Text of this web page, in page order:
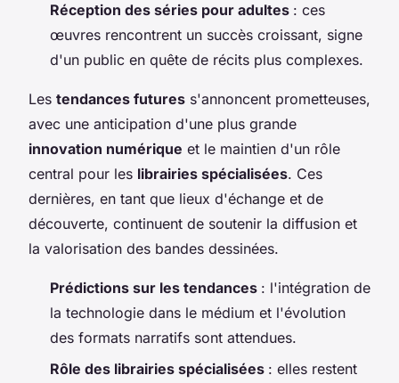
Réception des séries pour adultes : ces
œuvres rencontrent un succès croissant, signe
d'un public en quête de récits plus complexes.
Les tendances futures s'annoncent prometteuses,
avec une anticipation d'une plus grande
innovation numérique et le maintien d'un rôle
central pour les librairies spécialisées. Ces
dernières, en tant que lieux d'échange et de
découverte, continuent de soutenir la diffusion et
la valorisation des bandes dessinées.
Prédictions sur les tendances : l'intégration de
la technologie dans le médium et l'évolution
des formats narratifs sont attendues.
Rôle des librairies spécialisées : elles restent